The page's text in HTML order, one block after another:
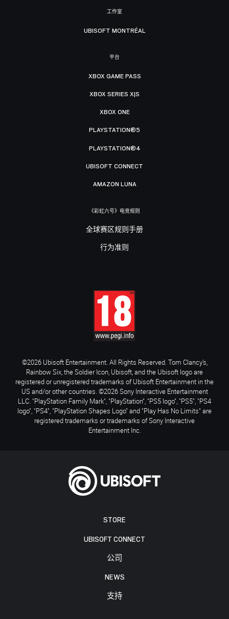
STORE
UBISOFT CONNECT
公司
NEWS
支持
工作室
UBISOFT MONTRÉAL
平台
XBOX GAME PASS
XBOX SERIES X|S
XBOX ONE
PLAYSTATION®5
PLAYSTATION®4
UBISOFT CONNECT
AMAZON LUNA
《彩虹六号》电竞规则
全球赛区规则手册
行为准则
©2026 Ubisoft Entertainment. All Rights Reserved. Tom Clancy’s,
Rainbow Six, the Soldier Icon, Ubisoft, and the Ubisoft logo are
registered or unregistered trademarks of Ubisoft Entertainment in the
US and/or other countries. ©2026 Sony Interactive Entertainment
LLC. "PlayStation Family Mark", "PlayStation", "PS5 logo", "PS5", "PS4
logo", "PS4", "PlayStation Shapes Logo" and "Play Has No Limits" are
registered trademarks or trademarks of Sony Interactive
Entertainment Inc.